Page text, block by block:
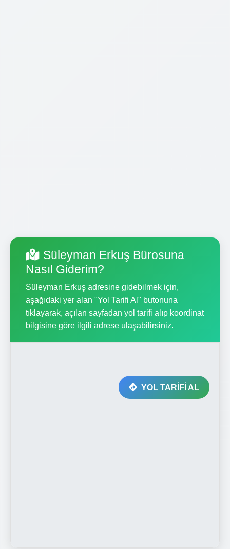
Süleyman Erkuş Bürosuna
Nasıl Giderim?
Süleyman Erkuş adresine gidebilmek için,
aşağıdaki yer alan "Yol Tarifi Al" butonuna
tıklayarak, açılan sayfadan yol tarifi alıp koordinat
bilgisine göre ilgili adrese ulaşabilirsiniz.
YOL TARİFİ AL